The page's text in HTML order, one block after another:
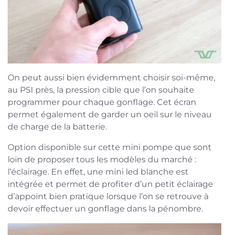
On peut aussi bien évidemment choisir soi-même,
au PSI près, la pression cible que l’on souhaite
programmer pour chaque gonflage. Cet écran
permet également de garder un oeil sur le niveau
de charge de la batterie.
Option disponible sur cette mini pompe que sont
loin de proposer tous les modèles du marché :
l’éclairage. En effet, une mini led blanche est
intégrée et permet de profiter d’un petit éclairage
d’appoint bien pratique lorsque l’on se retrouve à
devoir effectuer un gonflage dans la pénombre.